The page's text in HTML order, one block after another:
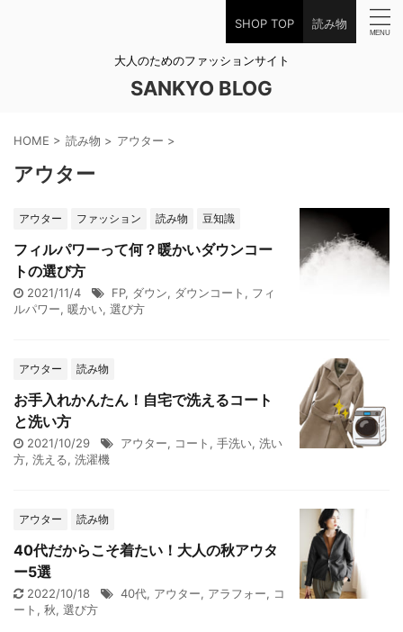
SHOP TOP 読み物
大人のためのファッションサイト
SANKYO BLOG
HOME > 読み物 > アウター >
アウター
アウター ファッション 読み物 豆知識
フィルパワーって何？暖かいダウンコー
トの選び方
2021/11/4 FP, ダウン, ダウンコート , フィ
ルパワー, 暖かい, 選び方
アウター 読み物
お手入れかんたん！自宅で洗えるコート
と洗い方
2021/10/29 アウター, コート , 手洗い, 洗い
方, 洗える, 洗濯機
アウター 読み物
40代だからこそ着たい！大人の秋アウタ
ー5選
2022/10/18 40代, アウター, アラフォー, コ
ート , 秋, 選び方